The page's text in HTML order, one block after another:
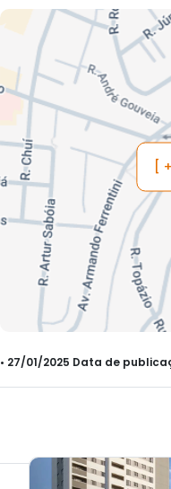
[
• 27/01/2025 Data de